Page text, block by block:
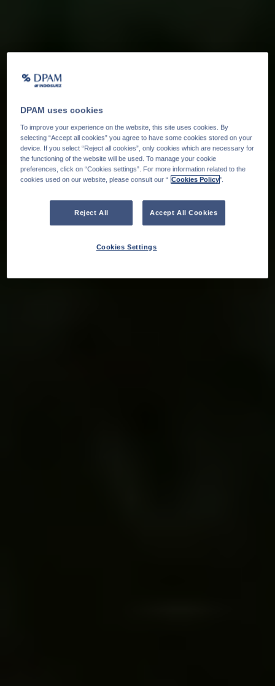
DPAM uses cookies
To improve your experience on the website, this site uses cookies. By
selecting “Accept all cookies” you agree to have some cookies stored on your
device. If you select “Reject all cookies”, only cookies which are necessary for
the functioning of the website will be used. To manage your cookie
preferences, click on “Cookies settings”. For more information related to the
cookies used on our website, please consult our “ Cookies Policy".
Reject All Accept All Cookies
Cookies Settings